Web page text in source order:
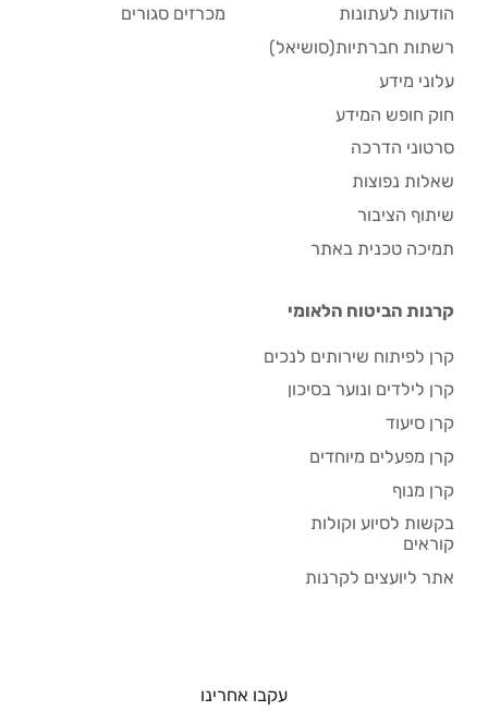
הודעות לעתונות
רשתות חברתיות(סושיאל)
עלוני מידע
חוק חופש המידע
סרטוני הדרכה
שאלות נפוצות
שיתוף הציבור
תמיכה טכנית באתר
מכרזים סגורים
קרנות הביטוח הלאומי
קרן לפיתוח שירותים לנכים
קרן לילדים ונוער בסיכון
קרן סיעוד
קרן מפעלים מיוחדים
קרן מנוף
בקשות לסיוע וקולות
קוראים
אתר ליועצים לקרנות
עקבו אחרינו